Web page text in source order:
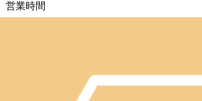
営業時間
埼玉県越谷市レイクタウン3-1-1
イオンレイクタウンmori2F